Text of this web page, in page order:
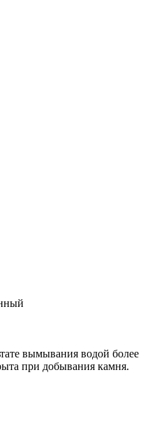
вымывания водой более
при добывания камня.